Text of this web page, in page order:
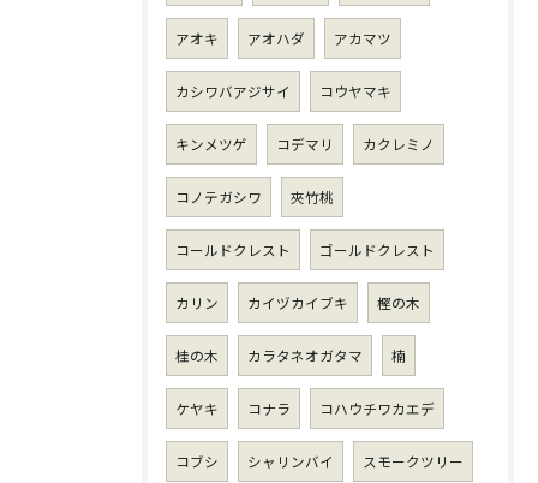
アオキ アオハダ アカマツ
カシワバアジサイ コウヤマキ
キンメツゲ コデマリ カクレミノ
コノテガシワ 夾竹桃
コールドクレスト ゴールドクレスト
カリン カイヅカイブキ 樫の木
桂の木 カラタネオガタマ 楠
ケヤキ コナラ コハウチワカエデ
コブシ シャリンバイ スモークツリー